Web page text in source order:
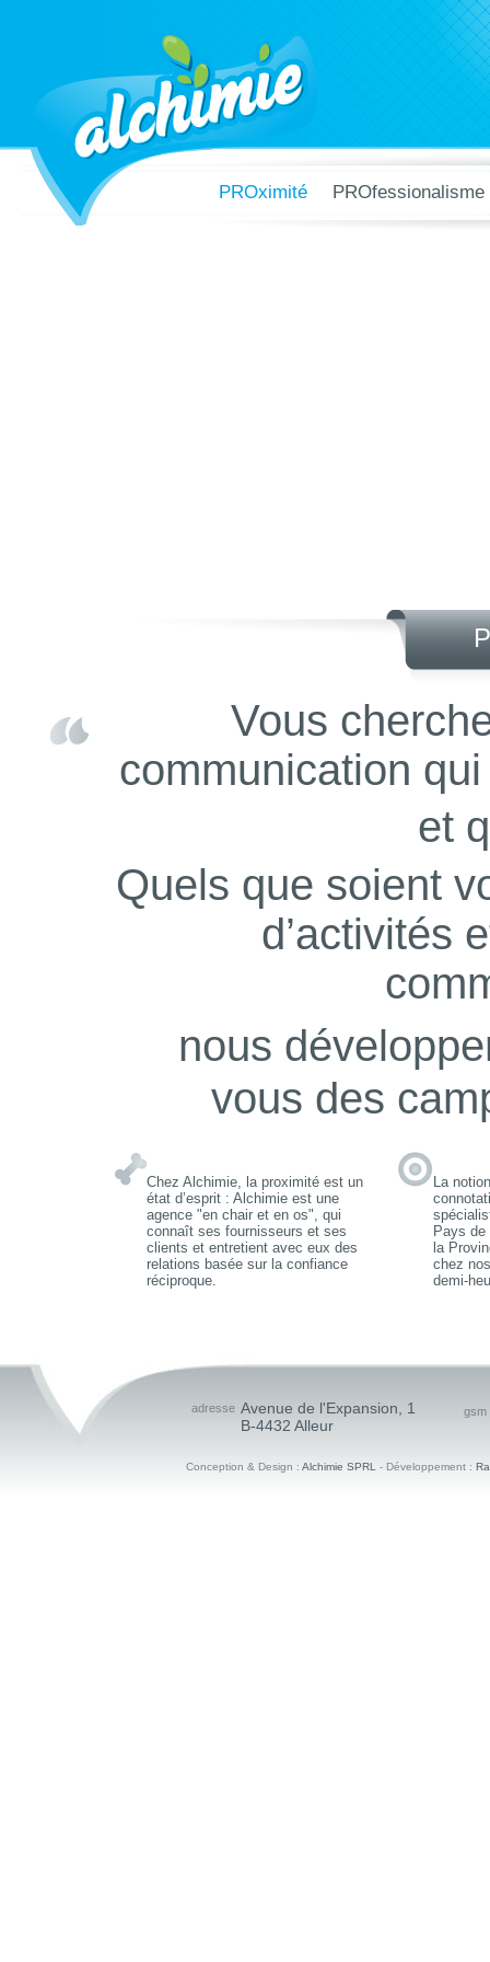
PROximité PROfessionalisme
Vous
communication
et
Quels que soient
d’activités
nous
vous des
Chez Alchimie, la proximité est un
état d’esprit : Alchimie est une
agence "en chair et en os", qui
connaît ses fournisseurs et ses
clients et entretient avec eux des
relations basée sur la confiance
réciproque.
La
Pays de
la
chez
demi-
adresse Avenue de l'Expansion, 1
B-4432 Alleur
gsm
Conception & Design : Alchimie SPRL - Développement :